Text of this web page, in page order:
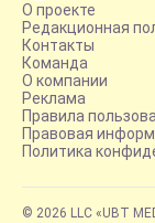
О проекте
Редакционная
Контакты
Команда
О компании
Реклама
Правила
Правовая
Политика
© 2026 LLC «UBT